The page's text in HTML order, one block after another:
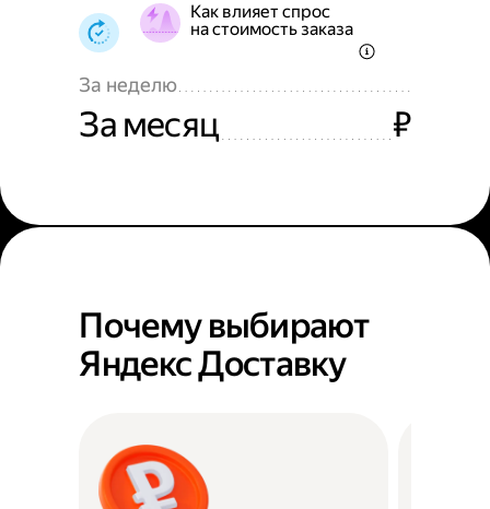
Как влияет спрос
на стоимость заказа
За неделю
За месяц ₽
Почему выбирают
Яндекс Доставку